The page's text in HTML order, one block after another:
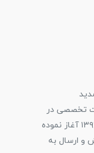
تخصصی در
زمینه فروش لوازم جانبی موبایل از سال ۱۳۹۴ آغاز نموده
و ارسال به